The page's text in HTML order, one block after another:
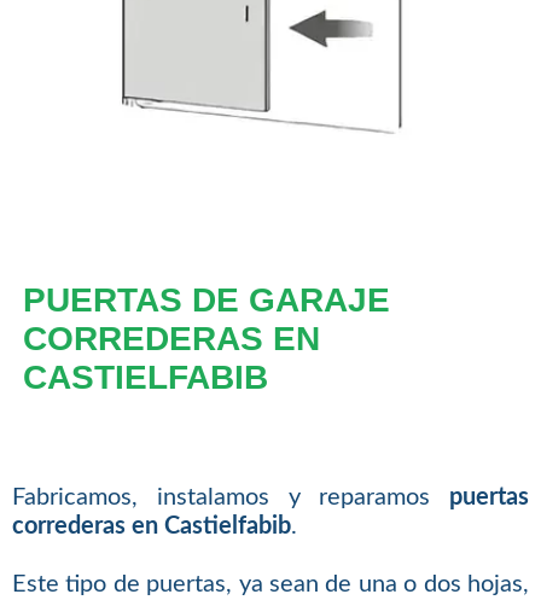
PUERTAS DE GARAJE
CORREDERAS EN
CASTIELFABIB
Fabricamos, instalamos y reparamos puertas
correderas en Castielfabib.
Este tipo de puertas, ya sean de una o dos hojas,